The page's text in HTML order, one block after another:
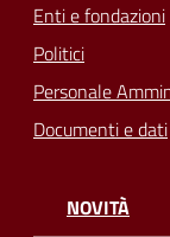
Enti e fondazioni
Politici
Personale
Documenti e dati
NOVITÀ